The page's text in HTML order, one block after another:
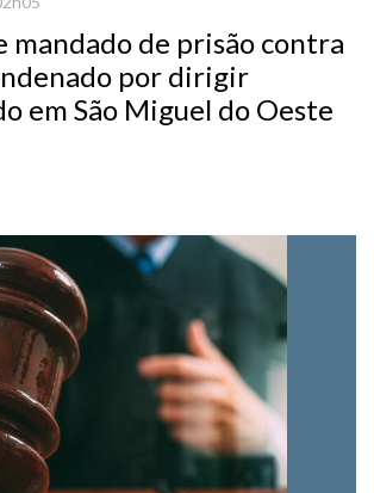
mandado de prisão contra
por dirigir
em São Miguel do Oeste